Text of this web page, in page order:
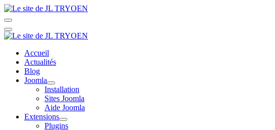
Accueil
Actualités
Blog
Joomla
Installation
Sites Joomla
Aide Joomla
Extensions
Plugins